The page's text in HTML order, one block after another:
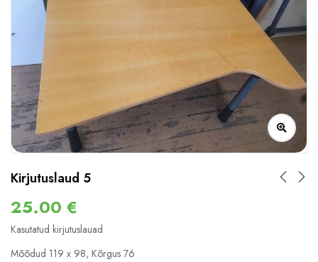
Kirjutuslaud 5
25.00 €
Kasutatud kirjutuslauad
Mõõdud 119 x 98, Kõrgus 76